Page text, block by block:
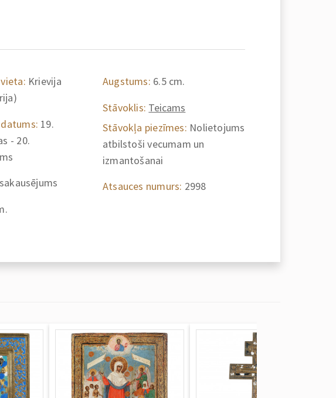
Krievija
19.
- 20.
Augstums: 6.5 cm.
Stāvoklis: Teicams
Stāvokļa piezīmes: Nolietojums
atbilstoši vecumam un
izmantošanai
Atsauces numurs: 2998